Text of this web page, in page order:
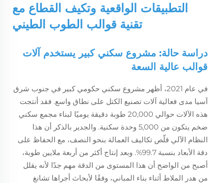
التطبيقات الواقعية وتكيف القطاع مع
تقنية قوالب الطوب الطيني
دراسة حالة: مشروع سكني كبير يستخدم آلات
قوالب عالية السعة
في عام 2021، أظهر مشروع سكني حكومي كبير في جنوب شرق
آسيا مدى فعالية آلات تصنيع الكتل على نطاق واسع. فقد أنتجت
هذه الآلات حوالي 20,000 طوبة دقيقة يوميًا لبناء مجمع سكني
ضخم يتكون من 5,000 وحدة سكنية. والجدير بالذكر أن هذا
النظام الآلي قلّص تكاليف العمالة بنحو النصف، مع الحفاظ على
دقة الأبعاد بنسبة 99.7%. وبعد إنتاج أكثر من أربعة ملايين طوبة،
أصبح من الواضح أن هذا المستوى من الدقة مهم جدًا لأنه يقلل
من هدر الملاط أثناء بناء المباني، وفقًا لأبحاث أجراها تشانغ